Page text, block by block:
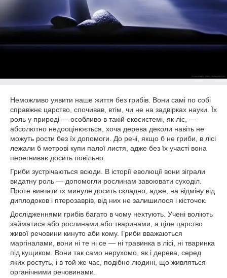
Неможливо уявити наше життя без грибів. Вони самі по собі
справжнє царство, спочивав, втім, чи не на задвірках науки. Їх
роль у природі — особливо в такій екосистемі, як ліс, —
абсолютно недооцінюється, хоча дерева деколи навіть не
можуть рости без їх допомоги. До речі, якщо б не гриби, в лісі
лежали б метрові купи палої листя, адже без їх участі вона
перегниває досить повільно.
Гриби зустрічаються всюди. В історії еволюції вони зіграли
видатну роль — допомогли рослинам завоювати суходіл.
Проте вивчати їх минуле досить складно, адже, на відміну від
диплодоков і птерозаврів, від них не залишилося і кісточок.
Дослідженнями грибів багато в чому нехтують. Учені воліють
займатися або рослинами або тваринами, а ціле царство
живої речовини кинуто аби кому. Гриби вважаються
маргіналами, вони ні те ні се — ні травинка в лісі, ні тваринка
під кущиком. Вони так само нерухомо, як і дерева, серед
яких ростуть, і в той же час, подібно людині, що живляться
органічними речовинами.